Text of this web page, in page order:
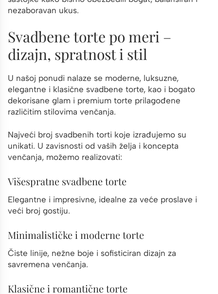
nezaboravan ukus.
Svadbene torte po meri –
dizajn, spratnost i stil
U našoj ponudi nalaze se moderne, luksuzne,
elegantne i klasične svadbene torte, kao i bogato
dekorisane glam i premium torte prilagođene
različitim stilovima venčanja.
Najveći broj svadbenih torti koje izrađujemo su
unikati. U zavisnosti od vaših želja i koncepta
venčanja, možemo realizovati:
Višespratne svadbene torte
Elegantne i impresivne, idealne za veće proslave i
veći broj gostiju.
Minimalističke i moderne torte
Čiste linije, nežne boje i sofisticiran dizajn za
savremena venčanja.
Klasične i romantične torte